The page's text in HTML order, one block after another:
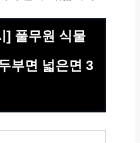
] 풀무원 식물
부면 넓은면 3